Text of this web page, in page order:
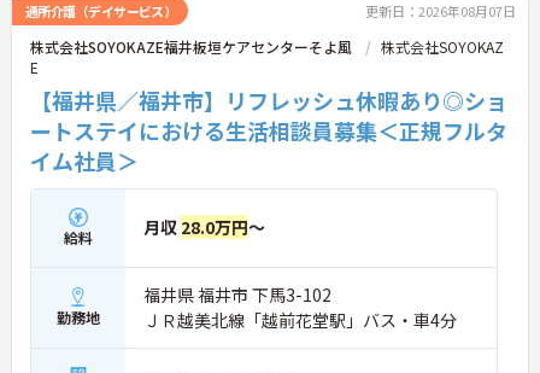
通所介護（デイサービス） 更新日：2026年08月07日
株式会社SOYOKAZE福井板垣ケアセンターそよ風
株式会社SOYOKAZ
E
【福井県／福井市】リフレッシュ休暇あり◎ショ
ートステイにおける生活相談員募集＜正規フルタ
イム社員＞
給料 月収 28.0万円～
勤務地
福井県 福井市 下馬3-102
ＪＲ越美北線「越前花堂駅」バス・車4分